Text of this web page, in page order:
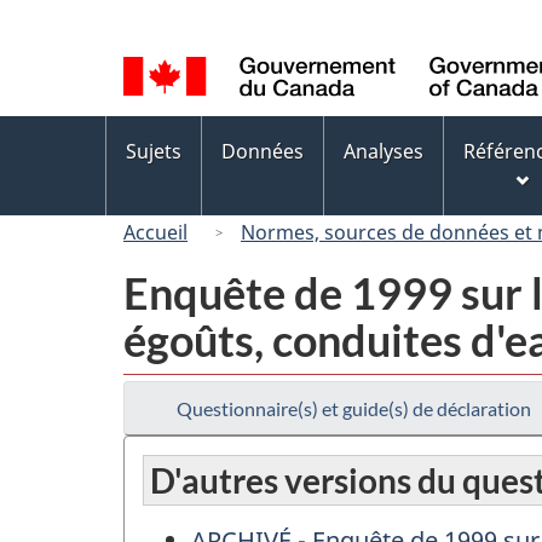
de
la
langue
des
Sujets Données Analyses
Accueil Normes, sources de données et
Enquête de 1999
égoûts, conduites
Questionnaire(s) et guide(s) de déclaration
D'autres versions du